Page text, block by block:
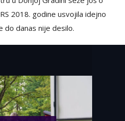
2018. godine usvojila idejno
do danas nije desilo.